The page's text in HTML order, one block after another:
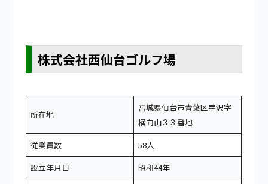
株式会社西仙台ゴルフ場
所在地
宮城県仙台市青葉区芋沢字
横向山３３番地
従業員数
58人
設立年月日
昭和44年